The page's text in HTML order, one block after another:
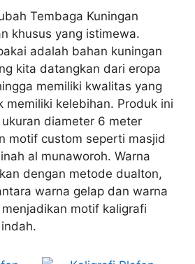
Tembaga Kuningan
khusus yang istimewa.
adalah bahan kuningan
kita datangkan dari eropa
memiliki kwalitas yang
memiliki kelebihan. Produk ini
diameter 6 meter
motif custom seperti masjid
al munaworoh. Warna
dengan metode dualton,
warna gelap dan warna
motif kaligrafi